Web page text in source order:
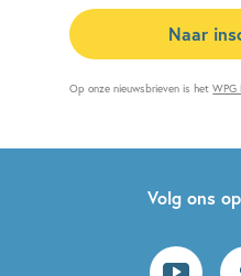
Naar
Op onze nieuwsbrieven is hetWPG
Volg ons